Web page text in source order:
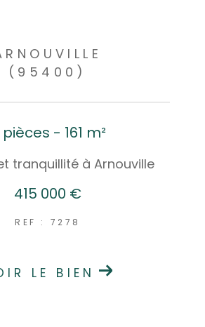
(95400)
- 161 m²
tranquillité à Arnouville
415 000 €
REF : 7278
LE BIEN